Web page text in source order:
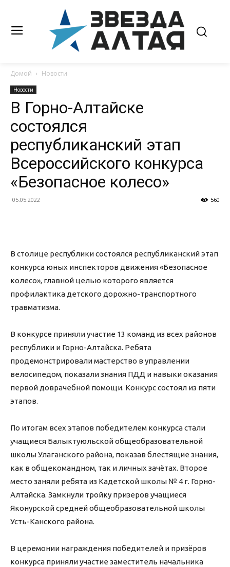
Домой Новости
Новости
В Горно-Алтайске
состоялся
республиканский этап
Всероссийского конкурса
«Безопасное колесо»
05.05.2022 560
В столице республики состоялся республиканский этап
конкурса юных инспекторов движения «Безопасное
колесо», главной целью которого является
профилактика детского дорожно-транспортного
травматизма.
В конкурсе приняли участие 13 команд из всех районов
республики и Горно-Алтайска. Ребята
продемонстрировали мастерство в управлении
велосипедом, показали знания ПДД и навыки оказания
первой доврачебной помощи. Конкурс состоял из пяти
этапов.
По итогам всех этапов победителем конкурса стали
учащиеся Балыктуюльской общеобразовательной
школы Улаганского района, показав блестящие знания,
как в общекомандном, так и личных зачётах. Второе
место заняли ребята из Кадетской школы № 4 г. Горно-
Алтайска. Замкнули тройку призеров учащиеся
Яконурской средней общеобразовательной школы
Усть-Канского района.
В церемонии награждения победителей и призёров
конкурса приняли участие заместитель начальника